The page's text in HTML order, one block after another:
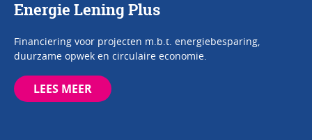
Energie Lening Plus
Financiering voor projecten m.b.t. energiebesparing,
duurzame opwek en circulaire economie.
LEES MEER